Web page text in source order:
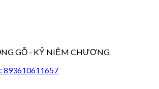
GỖ - KỶ NIỆM CHƯƠNG
893610611657